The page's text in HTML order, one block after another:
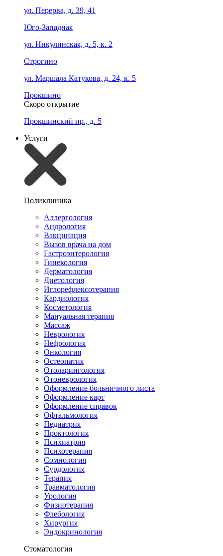
ул. Перерва, д. 39, 41
Юго-Западная
ул. Никулинская, д. 5, к. 2
Строгино
ул. Маршала Катукова, д. 24, к. 5
Прокшино
Скоро открытие
Прокшинский пр., д. 5
Услуги
Поликлиника
Аллергология
Андрология
Вакцинация
Вызов врача на дом
Гастроэнтерология
Гинекология
Дерматология
Диетология
Иглорефлексотерапия
Кардиология
Косметология
Мануальная терапия
Массаж
Неврология
Нефрология
Онкология
Остеопатия
Отоларингология
Отоневрология
Оформление больничного листа
Оформление карт
Оформление справок
Офтальмология
Педиатрия
Проктология
Психиатрия
Психотерапия
Сомнология
Сурдология
Терапия
Травматология
Урология
Физиотерапия
Флебология
Хирургия
Эндокринология
Стоматология